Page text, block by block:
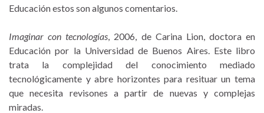
Educación estos son algunos comentarios.
Imaginar con tecnologías , 2006, de Carina Lion, doctora en
Educación por la Universidad de Buenos Aires. Este libro
trata la complejidad del conocimiento mediado
tecnológicamente y abre horizontes para resituar un tema
que necesita revisones a partir de nuevas y complejas
miradas.